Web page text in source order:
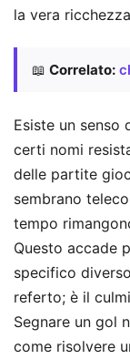
la vera
📖 Correlato:
Esiste un senso
certi nomi
delle partite
sembrano
tempo
Questo accade
specifico
referto; è il
Segnare un gol
come risolvere